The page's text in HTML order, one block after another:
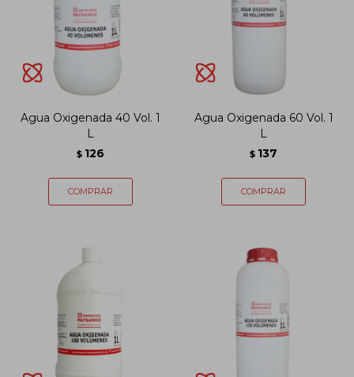
Agua Oxigenada 40 Vol. 1
L
$ 126
Agua Oxigenada 60 Vol. 1
L
$ 137